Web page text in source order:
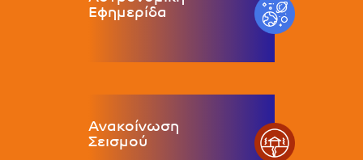
Εφημερίδα
Ανακοίνωση
Σεισμού